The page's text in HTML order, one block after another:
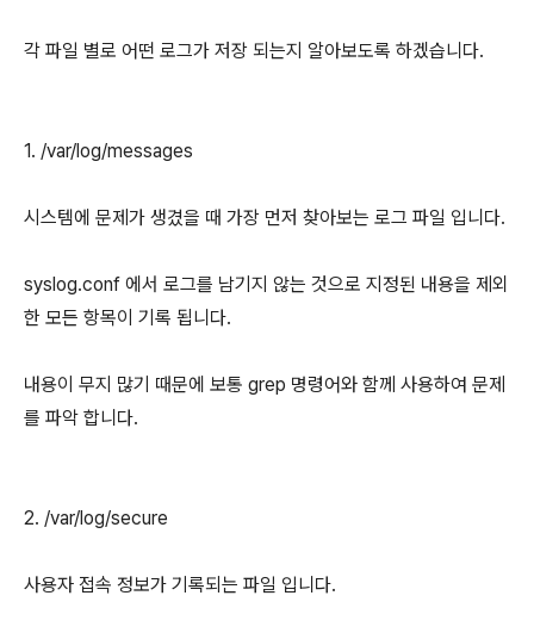
각 파일 별로 어떤 로그가 저장 되는지 알아보도록 하겠습니다.
1. /var/log/messages
시스템에 문제가 생겼을 때 가장 먼저 찾아보는 로그 파일 입니다.
syslog.conf 에서 로그를 남기지 않는 것으로 지정된 내용을 제외
한 모든 항목이 기록 됩니다.
내용이 무지 많기 때문에 보통 grep 명령어와 함께 사용하여 문제
를 파악 합니다.
2. /var/log/secure
사용자 접속 정보가 기록되는 파일 입니다.